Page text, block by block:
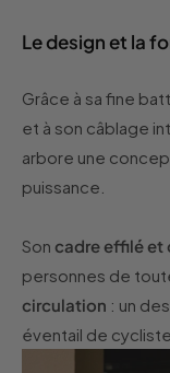
Le design et la
Grâce à sa fine
et à son câblage
arbore une
puissance.
Son cadre effilé et
personnes de
circulation : un
éventail de